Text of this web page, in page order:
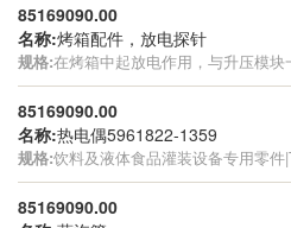
85169090.00
名称:烤箱配件，放电探针
规格:在烤箱中起放电作用，与升压模
85169090.00
名称:热电偶5961822-1359
规格:饮料及液体食品灌装设备专用零件
85169090.00